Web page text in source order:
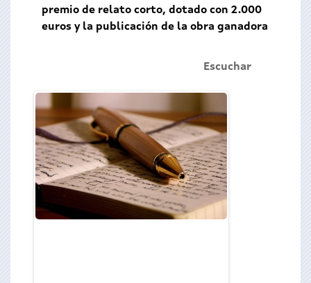
premio de relato corto, dotado con 2.000
euros y la publicación de la obra ganadora
Escuchar